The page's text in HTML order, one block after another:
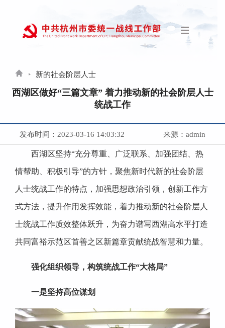
新的社会阶层人士
西湖区做好“三篇文章” 着力推动新的社会阶层人士
统战工作
发布时间：2023-03-16 14:03:32 来源：admin
西湖区坚持“充分尊重、广泛联系、加强团结、热
情帮助、积极引导”的方针，聚焦新时代新的社会阶层
人士统战工作的特点，加强思想政治引领，创新工作方
式方法，提升作用发挥效能，着力推动新的社会阶层人
士统战工作质效整体跃升，为奋力谱写西湖高水平打造
共同富裕示范区首善之区新篇章贡献统战智慧和力量。
强化组织领导，构筑统战工作“大格局”
一是坚持高位谋划